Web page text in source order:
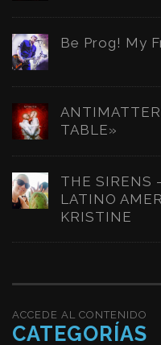
Be Prog! My
TABLE»
THE SIRENS
LATINO
KRISTINE
ACCEDE AL CONTENIDO
CATEGORÍAS